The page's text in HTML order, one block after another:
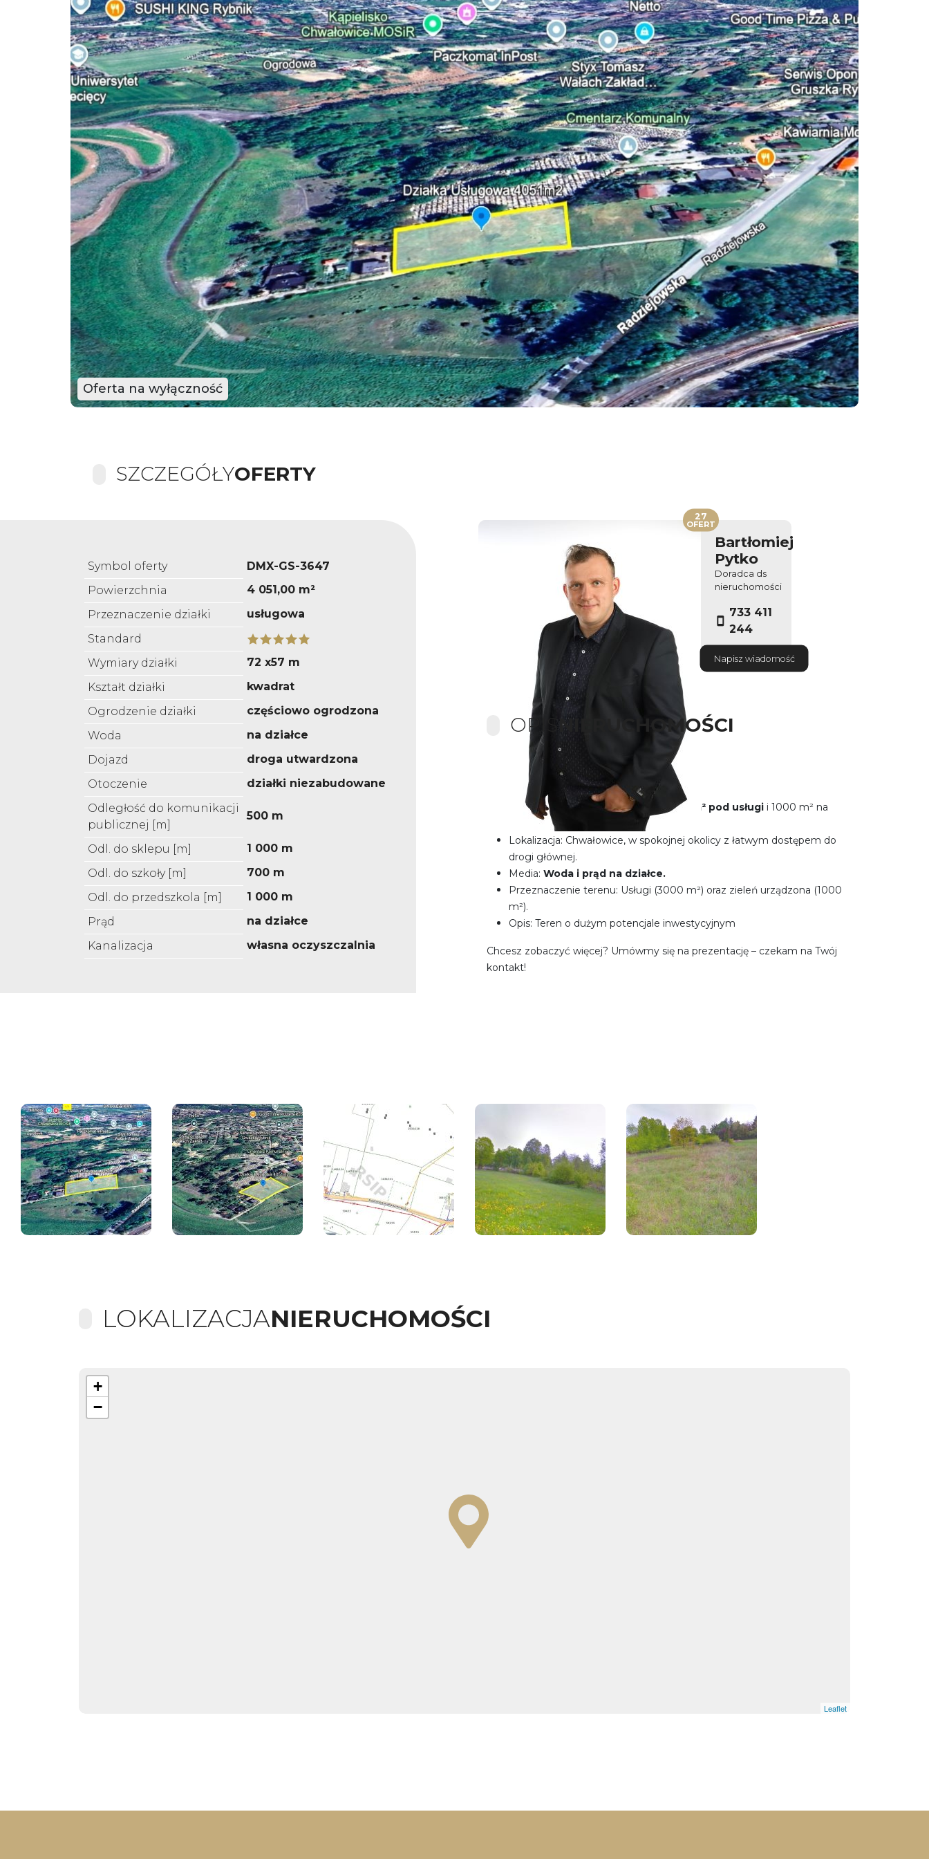
Oferta na wyłączność
SZCZEGÓŁYOFERTY
Symbol oferty
DMX-GS-3647
Powierzchnia
4 051,00 m²
Przeznaczenie działki
usługowa
Standard
Wymiary działki
72 x57 m
Kształt działki
kwadrat
Ogrodzenie działki
częściowo ogrodzona
Woda
na działce
Dojazd
droga utwardzona
Otoczenie
działki niezabudowane
Odległość do komunikacji
publicznej [m]
500 m
Odl. do sklepu [m]
1 000 m
Odl. do szkoły [m]
700 m
Odl. do przedszkola [m]
1 000 m
Prąd
na działce
Kanalizacja
własna oczyszczalnia
Bartłomiej
Pytko
Doradca ds
nieruchomości
733 411
244
Napisz wiadomość
27
OFERT
OPISNIERUCHOMOŚCI
Działka na start – Chwałowice czekają!
Teren: 4051 m², podzielony na 3000 m² pod usługi i 1000 m² na
zieleń urządzoną, płaski i uzbrojony.
Lokalizacja: Chwałowice, w spokojnej okolicy z łatwym dostępem do
drogi głównej.
Media: Woda i prąd na działce.
Przeznaczenie terenu: Usługi (3000 m²) oraz zieleń urządzona (1000
m²).
Opis: Teren o dużym potencjale inwestycyjnym
Chcesz zobaczyć więcej? Umówmy się na prezentację – czekam na Twój
kontakt!
LOKALIZACJANIERUCHOMOŚCI
+
−
Leaflet